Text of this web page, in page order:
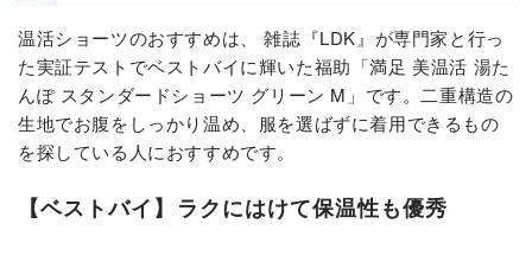
温活ショーツのおすすめは、 雑誌『LDK』が専門家と行っ
た実証テストでベストバイに輝いた福助「満足 美温活 湯た
んぽ スタンダードショーツ グリーン M」です。二重構造の
生地でお腹をしっかり温め、服を選ばずに着用できるもの
を探している人におすすめです。
【ベストバイ】ラクにはけて保温性も優秀